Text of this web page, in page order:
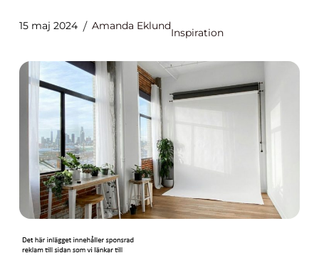
15 maj 2024 Amanda Eklund
Inspiration